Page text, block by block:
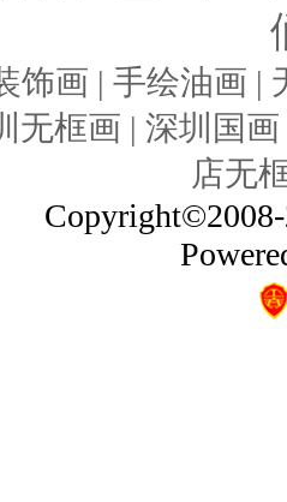
饰画 | 手绘油画 |
无框画 | 深圳国
店无